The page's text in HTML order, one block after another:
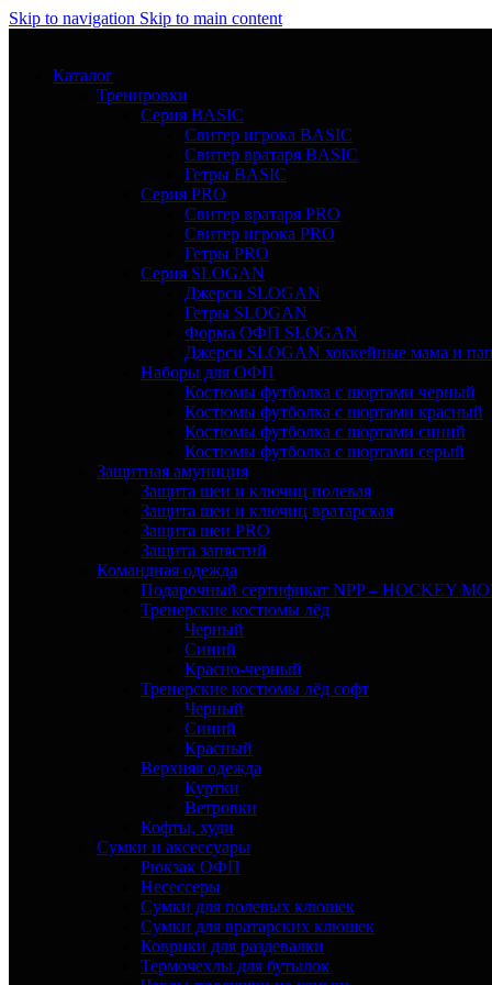
Skip to navigation Skip to main content
Каталог
Тренировки
Серия BASIC
Свитер игрока BASIC
Свитер вратаря BASIC
Гетры BASIC
Серия PRO
Свитер вратаря PRO
Свитер игрока PRO
Гетры PRO
Серия SLOGAN
Джерси SLOGAN
Гетры SLOGAN
Форма ОФП SLOGAN
Джерси SLOGAN хоккейные мама и
Наборы для ОФП
Костюмы футболка с шортами черный
Костюмы футболка с шортами красный
Костюмы футболка с шортами синий
Костюмы футболка с шортами серый
Защитная амуниция
Защита шеи и ключиц полевая
Защита шеи и ключиц вратарская
Защита шеи PRO
Защита запястий
Командная одежда
Подарочный сертификат NPP – HOCKEY
Тренерские костюмы лёд
Черный
Синий
Красно-черный
Тренерские костюмы лёд софт
Черный
Синий
Красный
Верхняя одежда
Куртки
Ветровки
Кофты, худи
Сумки и аксессуары
Рюкзак ОФП
Несессеры
Сумки для полевых клюшек
Сумки для вратарских клюшек
Коврики для раздевалки
Термочехлы для бутылок